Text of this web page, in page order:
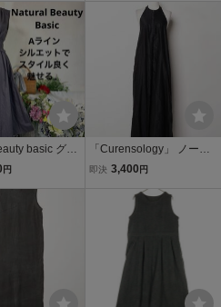
basic グレ
ーブ ロングワ
円
「Curensology」 ノース
リーブワンピース FREE
即決 3,400 円